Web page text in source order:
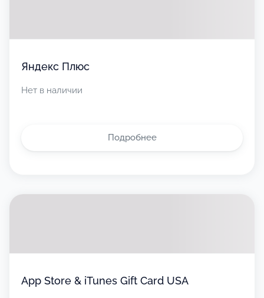
Яндекс Плюс
Нет в наличии
Подробнее
App Store & iTunes Gift Card USA